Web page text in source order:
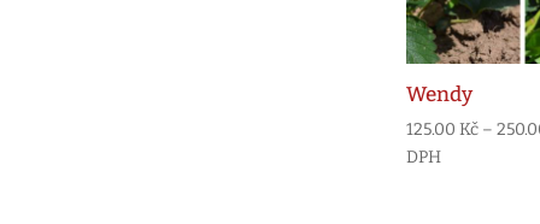
Wendy
125.00 Kč –
DPH